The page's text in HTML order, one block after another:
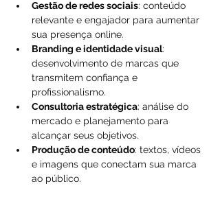
Gestão de redes sociais: conteúdo
relevante e engajador para aumentar
sua presença online.
Branding e identidade visual:
desenvolvimento de marcas que
transmitem confiança e
profissionalismo.
Consultoria estratégica: análise do
mercado e planejamento para
alcançar seus objetivos.
Produção de conteúdo: textos, vídeos
e imagens que conectam sua marca
ao público.